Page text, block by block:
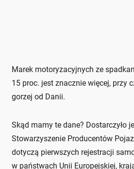
Marek motoryzacyjnych ze
15 proc. jest znacznie więcej, przy
gorzej od Danii.
Skąd mamy te dane? Dostarczyło
Stowarzyszenie Producentów
dotyczą pierwszych rejestracji
w państwach Unii Europejskiej,